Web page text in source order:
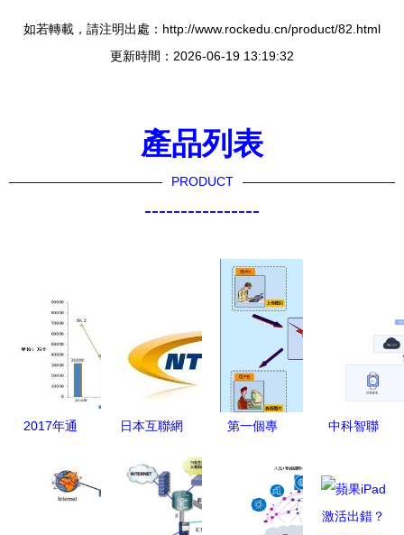
如若轉載，請注明出處：http://www.rockedu.cn/product/82.html
更新時間：2026-06-19 13:19:32
產品列表
PRODUCT
----------------
2017年通
告 從工信
日本互聯網
客攻擊 自
衛隊通信信
第一個專
是需在內
中科智聯
讀碼器 用
戶常見問題